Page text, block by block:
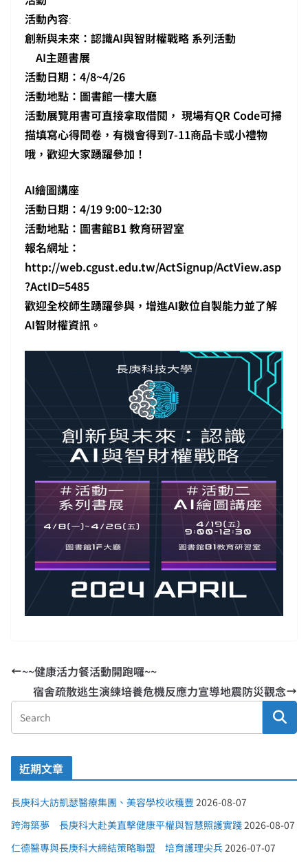
活動內容:
創新與未來：認識AI與智財權戰略 系列活動
AI主題書展
活動日期：4/8~4/26
活動地點：圖書館一樓大廳
活動展覽用書可直接拿取借閱， 現場有QR Code可掃
描填寫心得問卷，有機會得到7-11商品卡或小禮物
哦，歡迎大家踴躍參加！
AI繪圖講座
活動日期：4/19 9:00~12:30
活動地點：圖書館B1 教育研習室
報名網址：
http://web.cgust.edu.tw/ActSignup/ActView.asp
?ActID=5485
歡迎全校師生踴躍參與，增進AI數位自製能力並了解
AI智財權資訊。
~~健康活力餐活動開跑囉~~
宿舍疏散逃生演練培養危機反應力宣導地震防災觀念
近期文章
長庚科大訪凱瑟醫療集團、美容學校收穫豐 2026-08-07
跨海築夢 長庚科大赴美直擊健康平權與智慧照護實踐 2026-08-07
仁德醫專與長庚科大締結策略聯盟 培育護理尖兵 2026-07-07